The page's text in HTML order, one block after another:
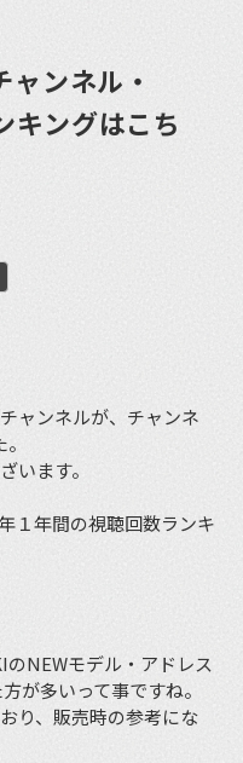
ンネル・
キングはこち
ャンネルが、チャンネ
います。
１年間の視聴回数ランキ
NEWモデル・アドレス
が多いって事ですね。
り、販売時の参考にな